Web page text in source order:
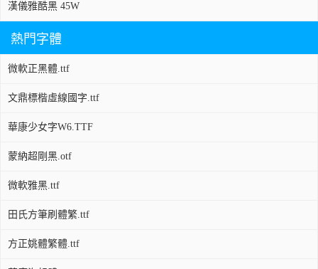
漢儀雅酷黑 45W
熱門字體
微軟正黑體.ttf
文鼎標楷虛線國字.ttf
華康少女字W6.TTF
蒙納超剛黑.otf
微軟雅黑.ttf
田氏方筆刷體繁.ttf
方正姚體繁體.ttf